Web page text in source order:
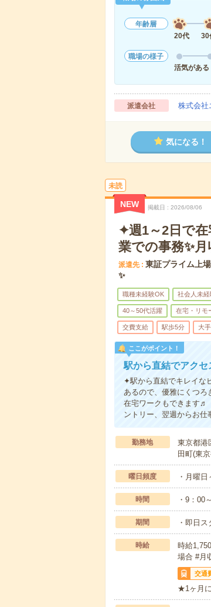
年齢層
20代
30
職場の様子
活気がある
派遣会社 株式会社
気になる！
未読
NEW 掲載日 2026/08/06
✦週1～2日で
業での事務✨月
派遣先
東証プライム上
✨
職種未経験OK 社会人未経
40～50代活躍 在宅・リモ
交費支給 駅歩5分 大手
ここがポイント！
駅から直結でアク
✦駅から直結でキレイな
あるので、優雅にくつ
在宅ワークもできます♬
ントリー、翌週からお仕
勤務地
東京都港
田町(東
曜日頻度 ・月曜
時間 ・9：00
期間 ・即日
時給
時給
場合 #月
交通
★1ヶ月